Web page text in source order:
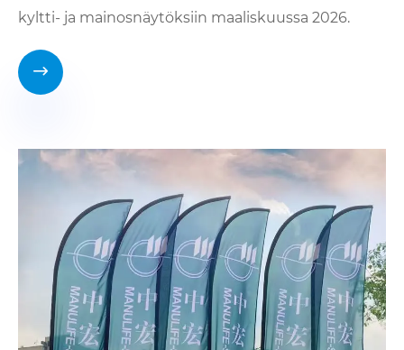
kyltti- ja mainosnäytöksiin maaliskuussa 2026.
